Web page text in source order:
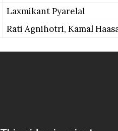
Laxmikant Pyarelal
Rati Agnihotri, Kamal